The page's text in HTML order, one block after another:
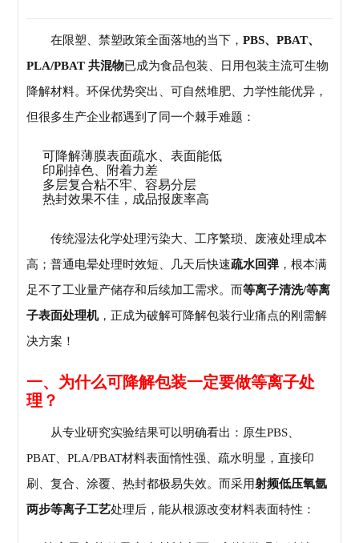
在限塑、禁塑政策全面落地的当下，PBS、PBAT、
PLA/PBAT 共混物已成为食品包装、日用包装主流可生物
降解材料。环保优势突出、可自然堆肥、力学性能优异，
但很多生产企业都遇到了同一个棘手难题：
可降解薄膜表面疏水、表面能低
印刷掉色、附着力差
多层复合粘不牢、容易分层
热封效果不佳，成品报废率高
传统湿法化学处理污染大、工序繁琐、废液处理成本
高；普通电晕处理时效短、几天后快速疏水回弹，根本满
足不了工业量产储存和后续加工需求。而等离子清洗/等离
子表面处理机，正成为破解可降解包装行业痛点的刚需解
决方案！
一、为什么可降解包装一定要做等离子处
理？
从专业研究实验结果可以明确看出：原生PBS、
PBAT、PLA/PBAT材料表面惰性强、疏水明显，直接印
刷、复合、涂覆、热封都极易失效。而采用射频低压氧氩
两步等离子工艺处理后，能从根源改变材料表面特性：